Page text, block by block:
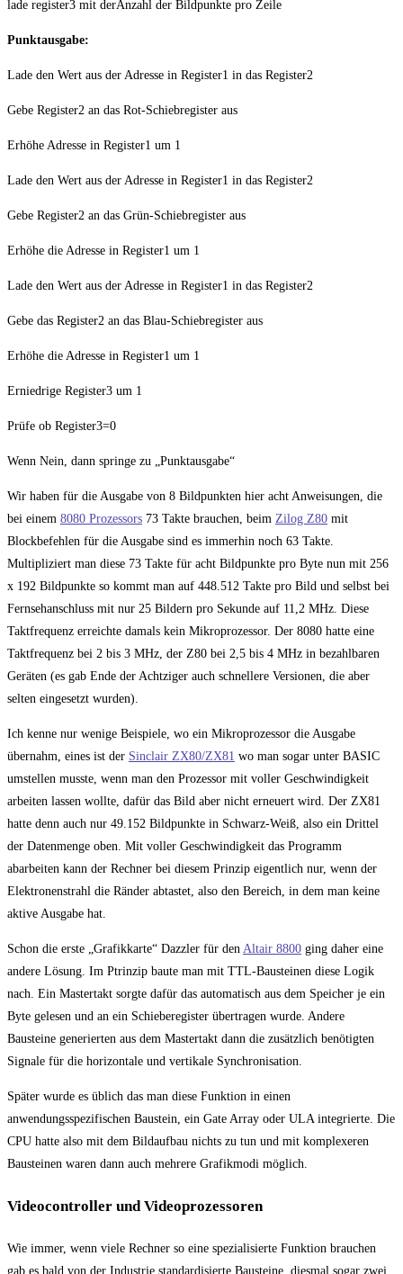
lade register3 mit derAnzahl der Bildpunkte pro Zeile
Punktausgabe:
Lade den Wert aus der Adresse in Register1 in das Register2
Gebe Register2 an das Rot-Schiebregister aus
Erhöhe Adresse in Register1 um 1
Lade den Wert aus der Adresse in Register1 in das Register2
Gebe Register2 an das Grün-Schiebregister aus
Erhöhe die Adresse in Register1 um 1
Lade den Wert aus der Adresse in Register1 in das Register2
Gebe das Register2 an das Blau-Schiebregister aus
Erhöhe die Adresse in Register1 um 1
Erniedrige Register3 um 1
Prüfe ob Register3=0
Wenn Nein, dann springe zu „Punktausgabe“
Wir haben für die Ausgabe von 8 Bildpunkten hier acht Anweisungen, die
bei einem 8080 Prozessors 73 Takte brauchen, beim Zilog Z80 mit
Blockbefehlen für die Ausgabe sind es immerhin noch 63 Takte.
Multipliziert man diese 73 Takte für acht Bildpunkte pro Byte nun mit 256
x 192 Bildpunkte so kommt man auf 448.512 Takte pro Bild und selbst bei
Fernsehanschluss mit nur 25 Bildern pro Sekunde auf 11,2 MHz. Diese
Taktfrequenz erreichte damals kein Mikroprozessor. Der 8080 hatte eine
Taktfrequenz bei 2 bis 3 MHz, der Z80 bei 2,5 bis 4 MHz in bezahlbaren
Geräten (es gab Ende der Achtziger auch schnellere Versionen, die aber
selten eingesetzt wurden).
Ich kenne nur wenige Beispiele, wo ein Mikroprozessor die Ausgabe
übernahm, eines ist der Sinclair ZX80/ZX81 wo man sogar unter BASIC
umstellen musste, wenn man den Prozessor mit voller Geschwindigkeit
arbeiten lassen wollte, dafür das Bild aber nicht erneuert wird. Der ZX81
hatte denn auch nur 49.152 Bildpunkte in Schwarz-Weiß, also ein Drittel
der Datenmenge oben. Mit voller Geschwindigkeit das Programm
abarbeiten kann der Rechner bei diesem Prinzip eigentlich nur, wenn der
Elektronenstrahl die Ränder abtastet, also den Bereich, in dem man keine
aktive Ausgabe hat.
Schon die erste „Grafikkarte“ Dazzler für den Altair 8800 ging daher eine
andere Lösung. Im Ptrinzip baute man mit TTL-Bausteinen diese Logik
nach. Ein Mastertakt sorgte dafür das automatisch aus dem Speicher je ein
Byte gelesen und an ein Schieberegister übertragen wurde. Andere
Bausteine generierten aus dem Mastertakt dann die zusätzlich benötigten
Signale für die horizontale und vertikale Synchronisation.
Später wurde es üblich das man diese Funktion in einen
anwendungsspezifischen Baustein, ein Gate Array oder ULA integrierte. Die
CPU hatte also mit dem Bildaufbau nichts zu tun und mit komplexeren
Bausteinen waren dann auch mehrere Grafikmodi möglich.
Videocontroller und Videoprozessoren
Wie immer, wenn viele Rechner so eine spezialisierte Funktion brauchen
gab es bald von der Industrie standardisierte Bausteine, diesmal sogar zwei